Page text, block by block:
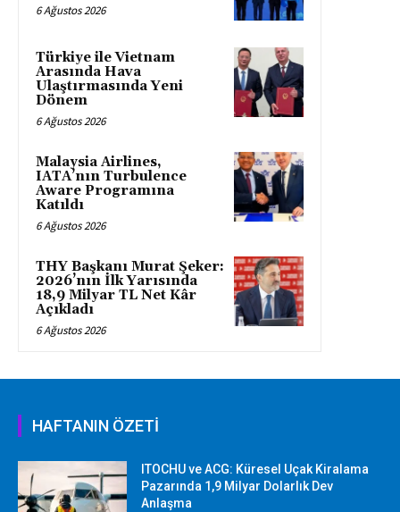
6 Ağustos 2026
Türkiye ile Vietnam
Arasında Hava
Ulaştırmasında Yeni
Dönem
6 Ağustos 2026
Malaysia Airlines,
IATA’nın Turbulence
Aware Programına
Katıldı
6 Ağustos 2026
THY Başkanı Murat Şeker:
2026’nın İlk Yarısında
18,9 Milyar TL Net Kâr
Açıkladı
6 Ağustos 2026
HAFTANIN ÖZETİ
ITOCHU ve ACG: Küresel Uçak Kiralama
Pazarında 1,9 Milyar Dolarlık Dev
Anlaşma